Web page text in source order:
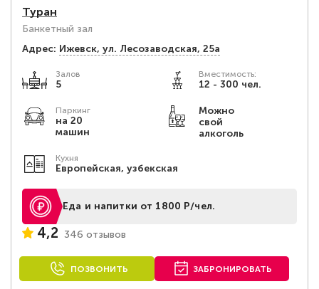
Туран
Банкетный зал
Адрес: Ижевск, ул. Лесозаводская, 25а
Залов
5
Вместимость:
12 - 300 чел.
Паркинг
на 20
машин
Можно
свой
алкоголь
Кухня
Европейская, узбекская
Еда и напитки от 1800 Р/чел.
4,2 346 отзывов
ПОЗВОНИТЬ ЗАБРОНИРОВАТЬ